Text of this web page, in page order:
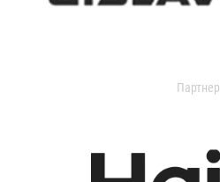
Партнер